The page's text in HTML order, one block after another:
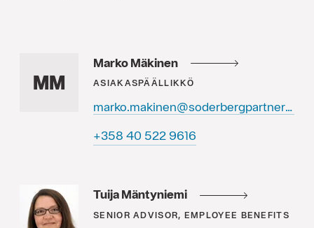
MM
Marko Mäkinen
ASIAKASPÄÄLLIKKÖ
marko.makinen@soderbergpartners.com
6169 225 04 853+
Tuija Mäntyniemi
SENIOR ADVISOR, EMPLOYEE BENEFITS